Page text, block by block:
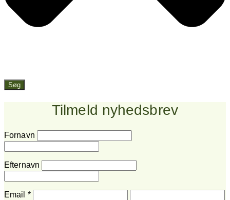
Søg
Tilmeld nyhedsbrev
Fornavn
Efternavn
Email *